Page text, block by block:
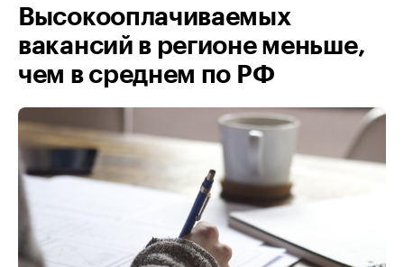
Высокооплачиваемых
вакансий в регионе меньше,
чем в среднем по РФ